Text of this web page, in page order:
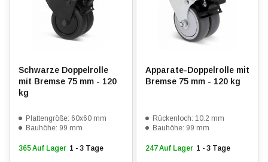
Schwarze Doppelrolle
mit Bremse 75 mm - 120
kg
Plattengröße: 60x60 mm
Bauhöhe: 99 mm
365 Auf Lager 1 - 3 Tage
Apparate-Doppelrolle mit
Bremse 75 mm - 120 kg
Rückenloch: 10.2 mm
Bauhöhe: 99 mm
247 Auf Lager 1 - 3 Tage